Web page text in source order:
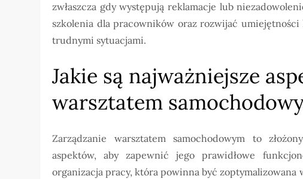
zwłaszcza gdy występują reklamacje lub
szkolenia dla pracowników oraz rozwijać
trudnymi sytuacjami.
Jakie są najważniejsze
warsztatem
Zarządzanie warsztatem samochodowym to
aspektów, aby zapewnić jego prawidłowe
organizacja pracy, która powinna być zoptymalizowana